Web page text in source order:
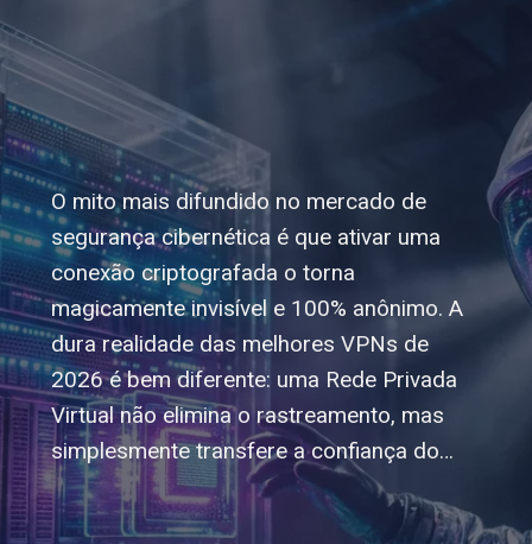
O mito mais difundido no mercado de
segurança cibernética é que ativar uma
conexão criptografada o torna
magicamente invisível e 100% anônimo. A
dura realidade das melhores VPNs de
2026 é bem diferente: uma Rede Privada
Virtual não elimina o rastreamento, mas
simplesmente transfere a confiança do…